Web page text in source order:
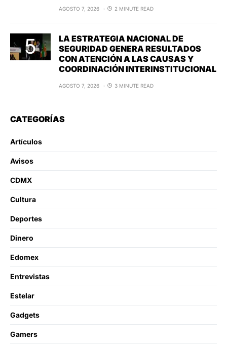
AGOSTO 7, 2026 2 MINUTE READ
LA ESTRATEGIA NACIONAL DE
SEGURIDAD GENERA RESULTADOS
CON ATENCIÓN A LAS CAUSAS Y
COORDINACIÓN INTERINSTITUCIONAL
AGOSTO 7, 2026 3 MINUTE READ
CATEGORÍAS
Artículos
Avisos
CDMX
Cultura
Deportes
Dinero
Edomex
Entrevistas
Estelar
Gadgets
Gamers